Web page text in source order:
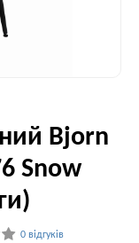
Bjorn
Snow
0 відгуків